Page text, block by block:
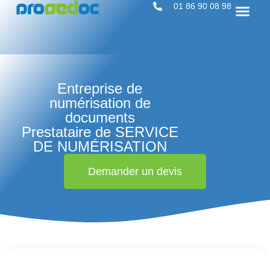
01 86 90 08 98
Entreprise de
numérisation de
documents
Prestataire de SERVICE
DE NUMÉRISATION
Demander un devis